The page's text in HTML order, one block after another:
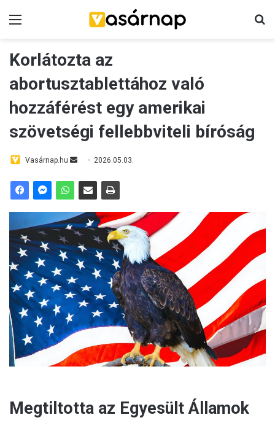
Korlátozta az
abortusztablettához való
hozzáférést egy amerikai
szövetségi fellebbviteli bíróság
Vasárnap.hu
a
n
e
m
a
i
l
2026.05.03.
Megtiltotta az Egyesült Államok